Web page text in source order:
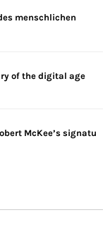
menschlichen
of the digital age
McKee’s signatu